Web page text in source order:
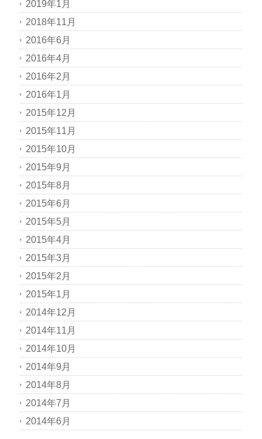
2019年1月
2018年11月
2016年6月
2016年4月
2016年2月
2016年1月
2015年12月
2015年11月
2015年10月
2015年9月
2015年8月
2015年6月
2015年5月
2015年4月
2015年3月
2015年2月
2015年1月
2014年12月
2014年11月
2014年10月
2014年9月
2014年8月
2014年7月
2014年6月